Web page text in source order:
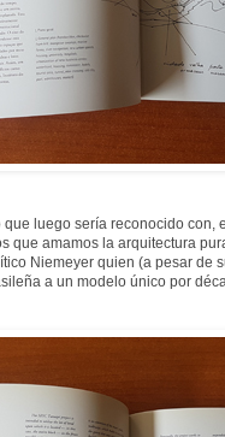
luego sería reconocido con,
que amamos la arquitectura
Niemeyer quien (a pesar de
a un modelo único por